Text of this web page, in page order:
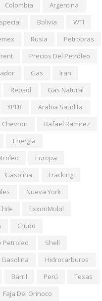
Colombia
Argentina
Bolivia
WTI
Rusia
Petrobras
Precios Del Petróleo
Gas
Iran
Repsol
Gas Natural
YPFB
Arabia Saudita
Chevron
Rafael Ramirez
Energia
Europa
Gasolina
Fracking
Nueva York
ExxonMobil
Crudo
Petroleo
Shell
Gasolina
Hidrocarburos
Barril Perú
Texas
Faja Del Orinoco